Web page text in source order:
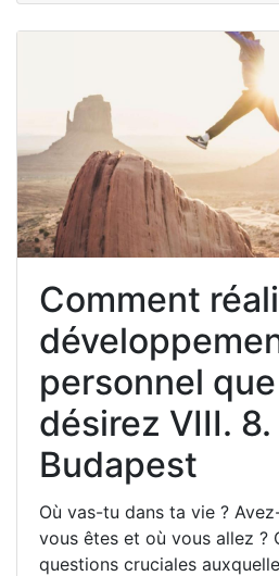
Comment
personnel
désirez VIII.
Budapest
Où vas-tu dans ta vie ?
vous êtes et où vous allez ?
questions cruciales